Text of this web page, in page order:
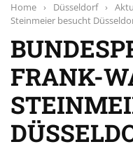
Home › Düsseldorf ›
Steinmeier besucht
FRANK-